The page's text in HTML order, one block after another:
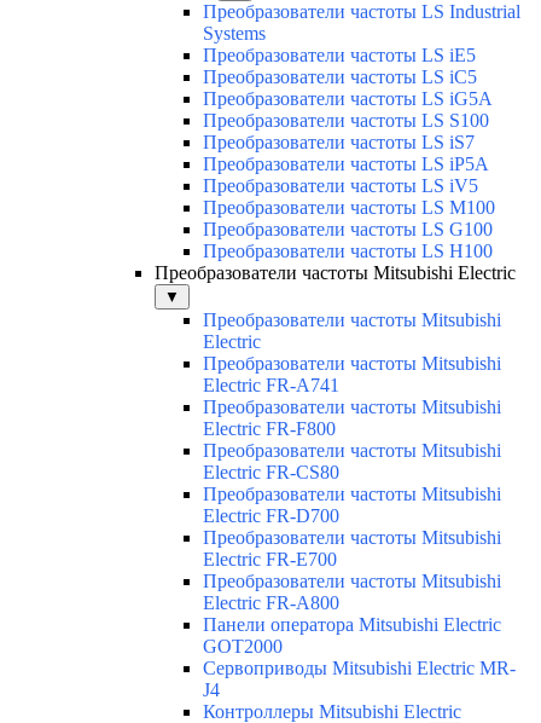
Преобразователи частоты LS Industrial
Systems
Преобразователи частоты LS iE5
Преобразователи частоты LS iC5
Преобразователи частоты LS iG5A
Преобразователи частоты LS S100
Преобразователи частоты LS iS7
Преобразователи частоты LS iP5A
Преобразователи частоты LS iV5
Преобразователи частоты LS M100
Преобразователи частоты LS G100
Преобразователи частоты LS H100
Преобразователи частоты Mitsubishi Electric
▼
Преобразователи частоты Mitsubishi
Electric
Преобразователи частоты Mitsubishi
Electric FR-A741
Преобразователи частоты Mitsubishi
Electric FR-F800
Преобразователи частоты Mitsubishi
Electric FR-CS80
Преобразователи частоты Mitsubishi
Electric FR-D700
Преобразователи частоты Mitsubishi
Electric FR-E700
Преобразователи частоты Mitsubishi
Electric FR-A800
Панели оператора Mitsubishi Electric
GOT2000
Сервоприводы Mitsubishi Electric MR-
J4
Контроллеры Mitsubishi Electric